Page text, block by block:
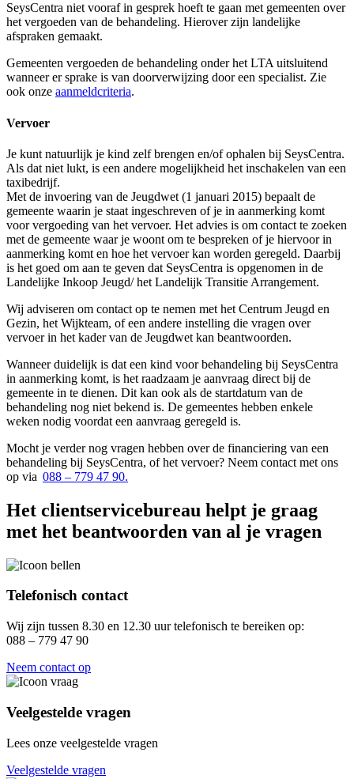
SeysCentra niet vooraf in gesprek hoeft te gaan met gemeenten over
het vergoeden van de behandeling. Hierover zijn landelijke
afspraken gemaakt.
Gemeenten vergoeden de behandeling onder het LTA uitsluitend
wanneer er sprake is van doorverwijzing door een specialist. Zie
ook onze aanmeldcriteria.
Vervoer
Je kunt natuurlijk je kind zelf brengen en/of ophalen bij SeysCentra.
Als dat niet lukt, is een andere mogelijkheid het inschakelen van een
taxibedrijf.
Met de invoering van de Jeugdwet (1 januari 2015) bepaalt de
gemeente waarin je staat ingeschreven of je in aanmerking komt
voor vergoeding van het vervoer. Het advies is om contact te zoeken
met de gemeente waar je woont om te bespreken of je hiervoor in
aanmerking komt en hoe het vervoer kan worden geregeld. Daarbij
is het goed om aan te geven dat SeysCentra is opgenomen in de
Landelijke Inkoop Jeugd/ het Landelijk Transitie Arrangement.
Wij adviseren om contact op te nemen met het Centrum Jeugd en
Gezin, het Wijkteam, of een andere instelling die vragen over
vervoer in het kader van de Jeugdwet kan beantwoorden.
Wanneer duidelijk is dat een kind voor behandeling bij SeysCentra
in aanmerking komt, is het raadzaam je aanvraag direct bij de
gemeente in te dienen. Dit kan ook als de startdatum van de
behandeling nog niet bekend is. De gemeentes hebben enkele
weken nodig voordat een aanvraag geregeld is.
Mocht je verder nog vragen hebben over de financiering van een
behandeling bij SeysCentra, of het vervoer? Neem contact met ons
op via 088 – 779 47 90.
Het clientservicebureau helpt je graag
met het beantwoorden van al je vragen
Telefonisch contact
Wij zijn tussen 8.30 en 12.30 uur telefonisch te bereiken op:
088 – 779 47 90
Neem contact op
Veelgestelde vragen
Lees onze veelgestelde vragen
Veelgestelde vragen